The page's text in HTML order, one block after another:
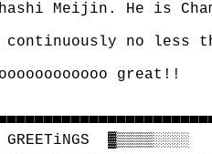
Meijin. He is
no less
great!!
▓▒▒▒▒░░░░